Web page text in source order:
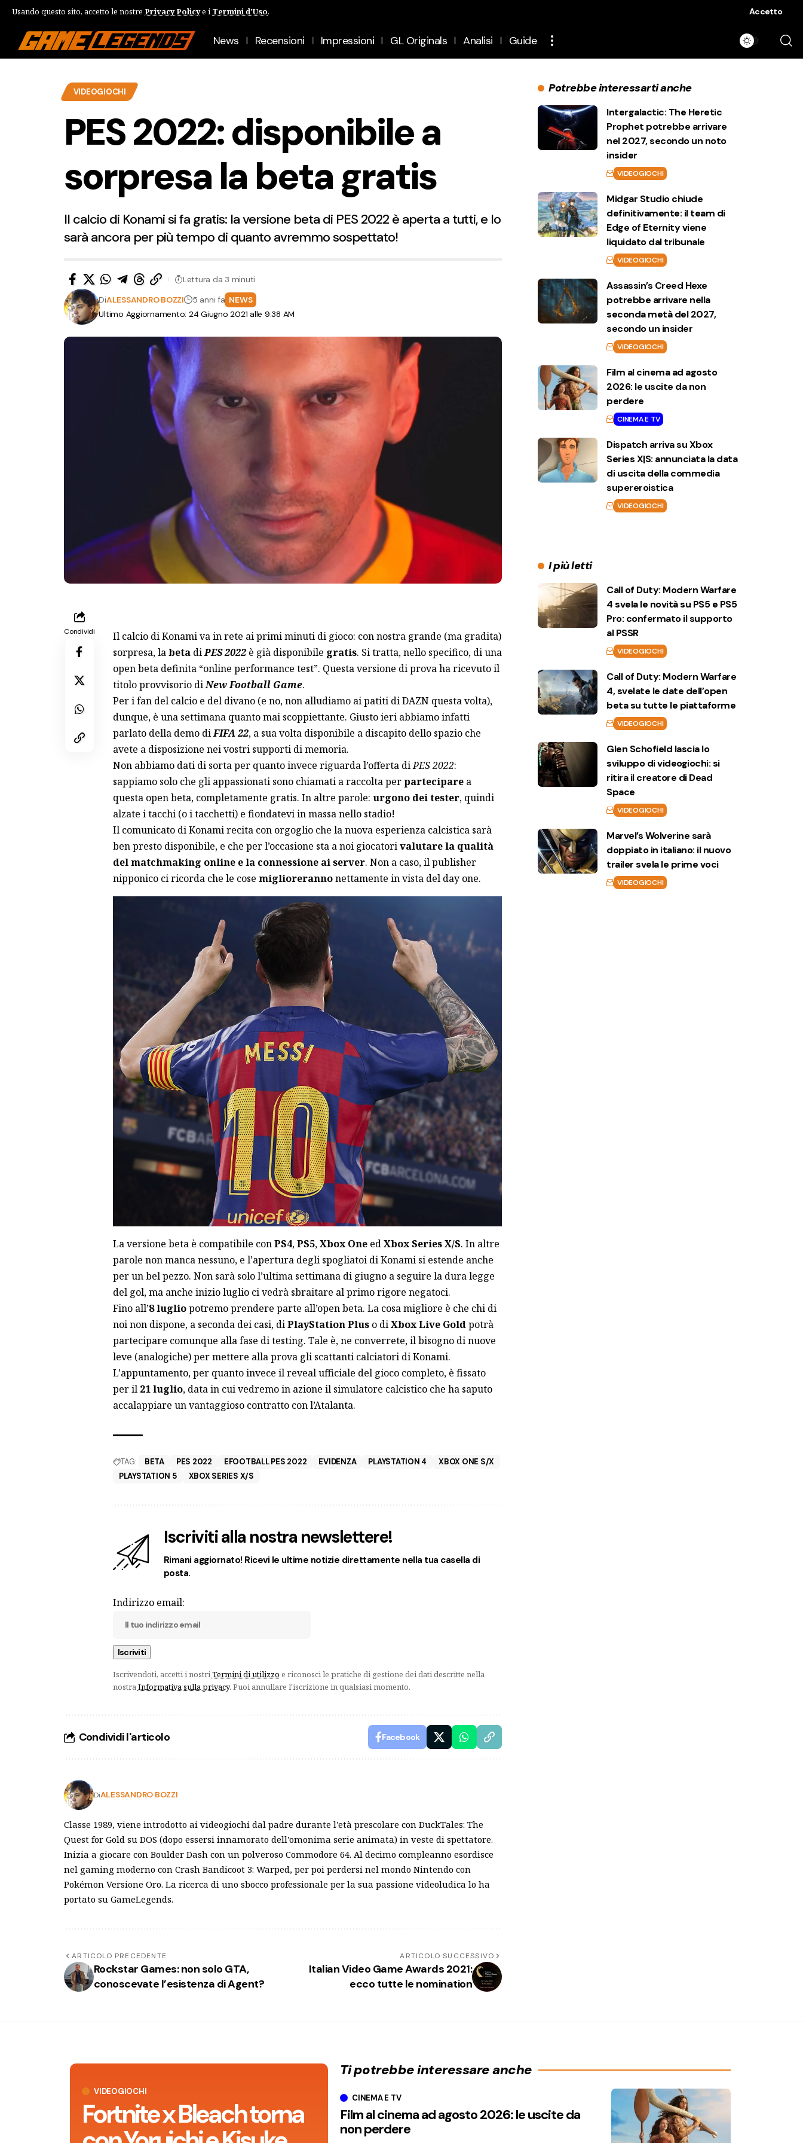
Usando questo sito, accetto le nostre Privacy Policye i Termini d'Uso. Accetto
News Recensioni Impressioni GL Originals Analisi Guide
VIDEOGIOCHI
PES 2022: disponibile a
sorpresa la beta gratis
Il calcio di Konami si fa gratis: la versione beta di PES 2022 è aperta a tutti, e lo
sarà ancora per più tempo di quanto avremmo sospettato!
Ultimo Aggiornamento: 24 Giugno 2021 alle 9:38 AM
DiALESSANDRO BOZZI 5 anni fa NEWS
Lettura da 3 minuti
Condividi
Il calcio di Konami va in rete ai primi minuti di gioco: con nostra grande (ma gradita)
sorpresa, labetadiPES 2022è già disponibile gratis. Si tratta, nello specifico, di una
open beta definita “online performance test”. Questa versione di prova ha ricevuto il
titolo provvisorio diNew Football Game.
Per i fan del calcio e del divano (e no, non alludiamo ai patiti di DAZN questa volta),
dunque, è una settimana quanto mai scoppiettante. Giusto ieri abbiamo infatti
parlato della demo diFIFA 22, a sua volta disponibile a discapito dello spazio che
avete a disposizione nei vostri supporti di memoria.
Non abbiamo dati di sorta per quanto invece riguarda l’offerta diPES 2022:
sappiamo solo che gli appassionati sono chiamati a raccolta perparteciparea
questa open beta, completamente gratis. In altre parole: urgono dei tester, quindi
alzate i tacchi (o i tacchetti) e fiondatevi in massa nello stadio!
Il comunicato di Konami recita con orgoglio che la nuova esperienza calcistica sarà
ben presto disponibile, e che per l’occasione sta a noi giocatorivalutare la qualità
del matchmaking online e la connessione ai server. Non a caso, il publisher
nipponico ci ricorda che le cose migliorerannonettamente in vista del day one.
La versione beta è compatibile conPS4,PS5,Xbox OneedXbox Series X/S. In altre
parole non manca nessuno, e l’apertura degli spogliatoi di Konami si estende anche
per un bel pezzo. Non sarà solo l’ultima settimana di giugno a seguire la dura legge
del gol, ma anche inizio luglio ci vedrà sbraitare al primo rigore negatoci.
Fino all’8 lugliopotremo prendere parte all’open beta. La cosa migliore è che chi di
noi non dispone, a seconda dei casi, diPlayStation Pluso diXbox Live Goldpotrà
partecipare comunque alla fase di testing. Tale è, ne converrete, il bisogno di nuove
leve (analogiche) per mettere alla prova gli scattanti calciatori di Konami.
L’appuntamento, per quanto invece il reveal ufficiale del gioco completo, è fissato
per il 21 luglio, data in cui vedremo in azione il simulatore calcistico che ha saputo
accalappiare un vantaggioso contratto con l’Atalanta.
TAG: BETA PES 2022 EFOOTBALL PES 2022 EVIDENZA PLAYSTATION 4
XBOX ONE S/X
PLAYSTATION 5
XBOX SERIES X/S
Iscriviti alla nostra newslettere!
Rimani aggiornato! Ricevi le ultime notizie direttamente nella tua casella di
posta.
Indirizzo email:
Iscrivendoti, accetti i nostriTermini di utilizzo e riconosci le pratiche di gestione dei dati descritte nella
nostraInformativa sulla privacy. Puoi annullare l'iscrizione in qualsiasi momento.
Condividi l'articolo Facebook
DiALESSANDRO BOZZI
Classe 1989, viene introdotto ai videogiochi dal padre durante l'età prescolare con DuckTales: The
Quest for Gold su DOS (dopo essersi innamorato dell'omonima serie animata) in veste di spettatore.
Inizia a giocare con Boulder Dash con un polveroso Commodore 64. Al decimo compleanno esordisce
nel gaming moderno con Crash Bandicoot 3: Warped, per poi perdersi nel mondo Nintendo con
Pokémon Versione Oro. La ricerca di uno sbocco professionale per la sua passione videoludica lo ha
portato su GameLegends.
ARTICOLO PRECEDENTE
Rockstar Games: non solo GTA,
conoscevate l’esistenza di Agent?
ARTICOLO SUCCESSIVO
Italian Video Game Awards 2021:
ecco tutte le nomination
Potrebbe interessarti anche
Intergalactic: The Heretic
Prophet potrebbe arrivare
nel 2027, secondo un noto
insider
VIDEOGIOCHI
Midgar Studio chiude
definitivamente: il team di
Edge of Eternity viene
liquidato dal tribunale
VIDEOGIOCHI
Assassin’s Creed Hexe
potrebbe arrivare nella
seconda metà del 2027,
secondo un insider
VIDEOGIOCHI
Film al cinema ad agosto
2026: le uscite da non
perdere
CINEMA E TV
Dispatch arriva su Xbox
Series X|S: annunciata la data
di uscita della commedia
supereroistica
VIDEOGIOCHI
I più letti
Call of Duty: Modern Warfare
4 svela le novità su PS5 e PS5
Pro: confermato il supporto
al PSSR
VIDEOGIOCHI
Call of Duty: Modern Warfare
4, svelate le date dell’open
beta su tutte le piattaforme
VIDEOGIOCHI
Glen Schofield lascia lo
sviluppo di videogiochi: si
ritira il creatore di Dead
Space
VIDEOGIOCHI
Marvel’s Wolverine sarà
doppiato in italiano: il nuovo
trailer svela le prime voci
VIDEOGIOCHI
VIDEOGIOCHI
Fortnite x Bleach torna
Ti potrebbe interessare anche
CINEMA E TV
Film al cinema ad agosto 2026: le uscite da
non perdere